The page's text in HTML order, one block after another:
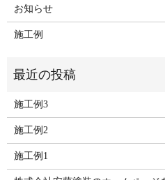
お知らせ
施工例
施工例3
施工例2
施工例1